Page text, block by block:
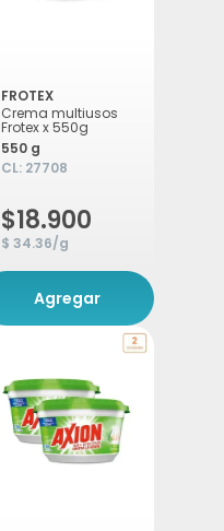
FROTEX
Crema multiusos
Frotex x 550g
550 g
CL: 27708
$18.900
$ 34.36/g
Agregar